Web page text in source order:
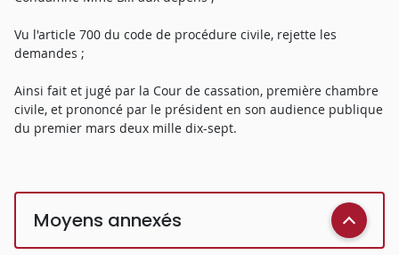
Vu l'article 700 du code de procédure civile, rejette les
demandes ;
Ainsi fait et jugé par la Cour de cassation, première chambre
civile, et prononcé par le président en son audience publique
du premier mars deux mille dix-sept.
Moyens annexés